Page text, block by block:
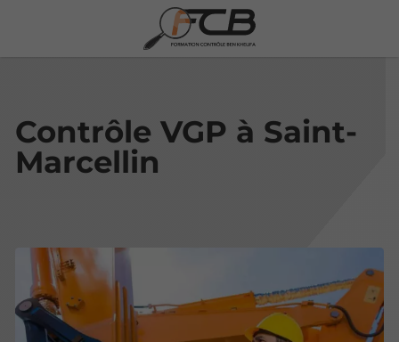
Contrôle VGP à Saint-
Marcellin